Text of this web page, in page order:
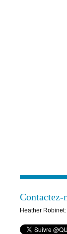
Contactez-
Heather